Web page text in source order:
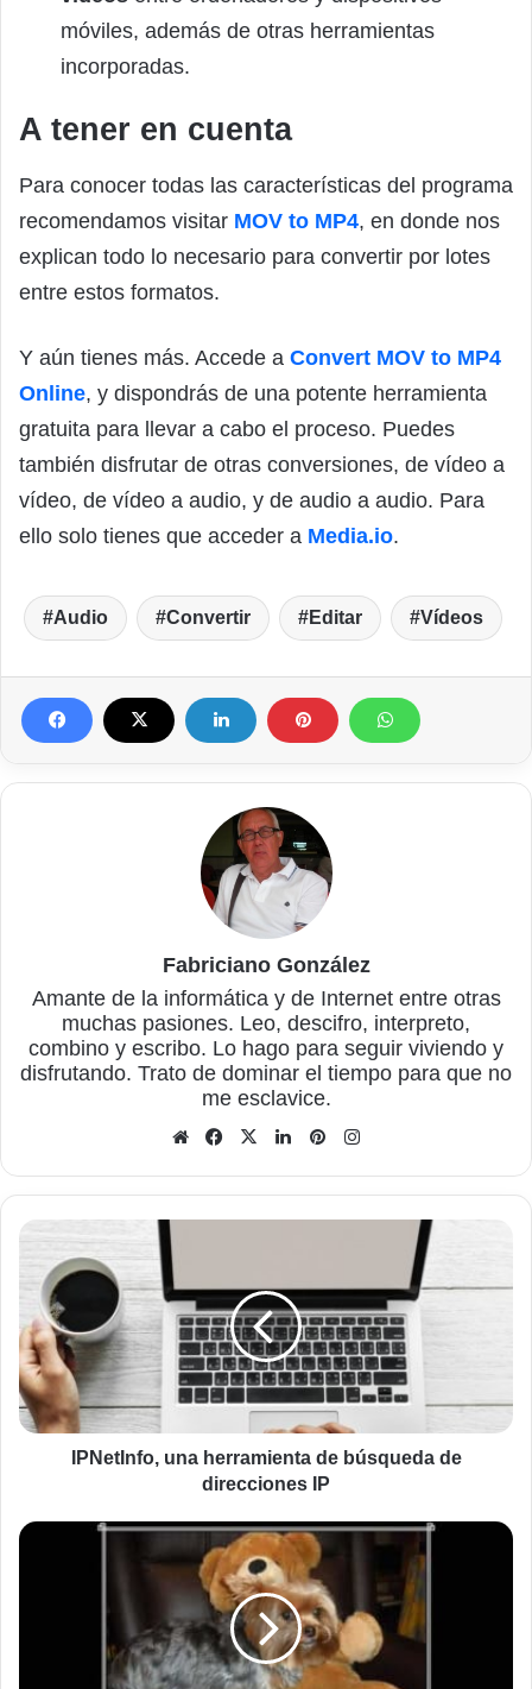
móviles, además de otras herramientas
incorporadas.
A tener en cuenta
Para conocer todas las características del programa
recomendamos visitar MOV to MP4, en donde nos
explican todo lo necesario para convertir por lotes
entre estos formatos.
Y aún tienes más. Accede a Convert MOV to MP4
Online, y dispondrás de una potente herramienta
gratuita para llevar a cabo el proceso. Puedes
también disfrutar de otras conversiones, de vídeo a
vídeo, de vídeo a audio, y de audio a audio. Para
ello solo tienes que acceder a Media.io.
Audio Convertir Editar Vídeos
Fabriciano González
Amante de la informática y de Internet entre otras
muchas pasiones. Leo, descifro, interpreto,
combino y escribo. Lo hago para seguir viviendo y
disfrutando. Trato de dominar el tiempo para que no
me esclavice.
Sitio
Facebook
X LinkedInPinterest
IPNetInfo,
herramienta
de
búsqueda
de
direcciones
IP
IPNetInfo, una herramienta de búsqueda de
direcciones IP
Cómo